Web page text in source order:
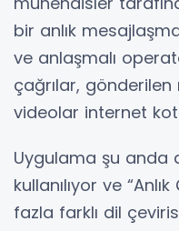
bir anlık
ve anlaşmalı
çağrılar,
videolar internet
Uygulama şu anda
kullanılıyor ve
fazla farklı dil